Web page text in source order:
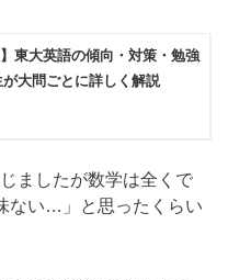
】東大英語の傾向・対策・勉強
大問ごとに詳しく解説
ましたが数学は全くで
ない…」と思ったくらい